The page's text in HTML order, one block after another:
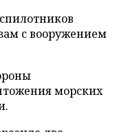
с вооружением
морских